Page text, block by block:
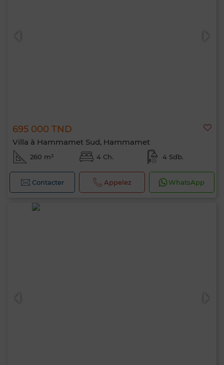
695 000 TND
Villa à Hammamet Sud, Hammamet
260 m² 4 Ch. 4 Sdb.
Contacter Appelez WhatsApp